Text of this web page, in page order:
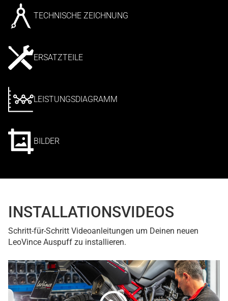
TECHNISCHE ZEICHNUNG
ERSATZTEILE
LEISTUNGSDIAGRAMM
BILDER
INSTALLATIONSVIDEOS
Schritt-für-Schritt Videoanleitungen um Deinen neuen
LeoVince Auspuff zu installieren.